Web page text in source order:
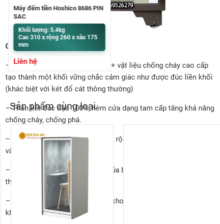
Cấu tạo của két sắt VC240-E:
– Chất liệu: khung vỏ thép 2 lớp + vật liệu chống cháy cao cấp
tạo thành một khối vững chắc cảm giác như được đúc liền khối
(khác biệt với két đổ cát thông thường)
– Thân két đúc đặc 100%, hèm cửa dạng tam cấp tăng khả năng
chống cháy, chống phá.
– Bản lề nổi giúp cho góc mở két rộng, dễ dàng lấy và cất đồ ra
vào két.
– Được phủ bởi ba lớp sơn vân búa bền màu, chống rỉ sét theo
thời gian.
– Hệ thống khóa liên hoàn: Một khoá chìa, một tay nắm, một
khoá điện tử có báo động.
Máy đếm tiền Hoshico 8686 PIN
SẠC
Khối lượng: 5.4kg
Cao 310 x rộng 260 x sâu 175
mm
Liên hệ
Sản phẩm cùng loại